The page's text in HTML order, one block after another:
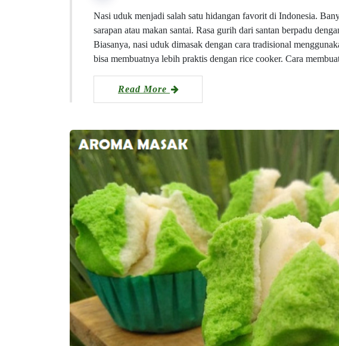
Nasi uduk menjadi salah satu hidangan favorit di Indonesia.
sarapan atau makan santai. Rasa gurih dari santan berpadu
Biasanya, nasi uduk dimasak dengan cara tradisional
bisa membuatnya lebih praktis dengan rice cooker. Cara
Read More